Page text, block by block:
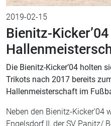
2019-02-15
Bienitz-
Die Bienitz-Kicker’04 holten
Trikots nach 2017 bereits
Hallenmeisterschaft im
Neben den Bienitz-Kicker’04
Engelsdorf II, der SV Panitz/